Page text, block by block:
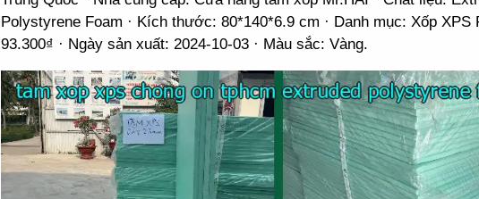
Polystyrene Foam · Kích thước: 80*140*6.9 cm · Danh mục: Xốp XPS
93.300₫ · Ngày sản xuất: 2024-10-03 · Màu sắc: Vàng.